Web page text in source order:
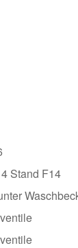
Stand F14